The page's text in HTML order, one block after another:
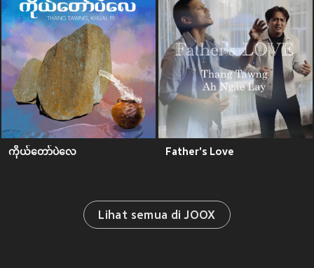
ကိုယ်တော်ပဲလေ Father's Love
Lihat semua di JOOX